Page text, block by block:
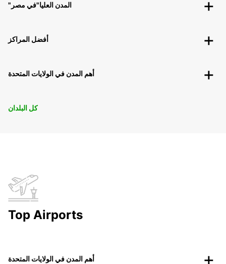
"المدن العليا"في مصر
أفضل المراكز
أهم المدن في الولايات المتحدة
كل البلدان
Top Airports
أهم المدن في الولايات المتحدة